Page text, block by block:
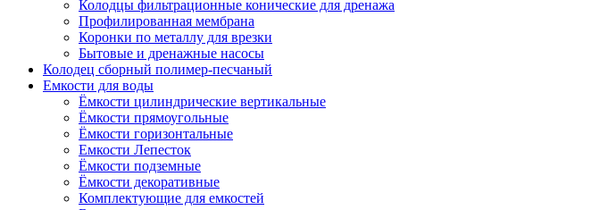
Колодцы фильтрационные конические для дренажа
Профилированная мембрана
Коронки по металлу для врезки
Бытовые и дренажные насосы
Колодец сборный полимер-песчаный
Емкости для воды
Ёмкости цилиндрические вертикальные
Ёмкости прямоугольные
Ёмкости горизонтальные
Емкости Лепесток
Ёмкости подземные
Ёмкости декоративные
Комплектующие для емкостей